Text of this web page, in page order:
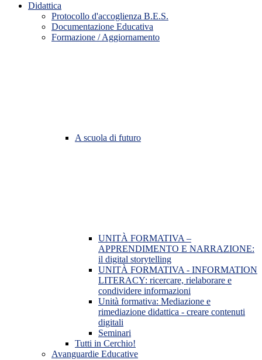
Didattica
Protocollo d'accoglienza B.E.S.
Documentazione Educativa
Formazione / Aggiornamento
A scuola di futuro
UNITÀ FORMATIVA –
APPRENDIMENTO E NARRAZIONE:
il digital storytelling
UNITÀ FORMATIVA - INFORMATION
LITERACY: ricercare, rielaborare e
condividere informazioni
Unità formativa: Mediazione e
rimediazione didattica - creare contenuti
digitali
Seminari
Tutti in Cerchio!
Avanguardie Educative